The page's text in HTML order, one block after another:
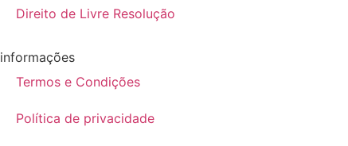
Direito de Livre Resolução
informações
Termos e Condições
Política de privacidade